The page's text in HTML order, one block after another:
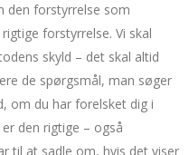
den forstyrrelse som
forstyrrelse. Vi skal
skyld – det skal altid
de spørgsmål, man søger
om du har forelsket dig i
den rigtige – også
til at sadle om, hvis det viser